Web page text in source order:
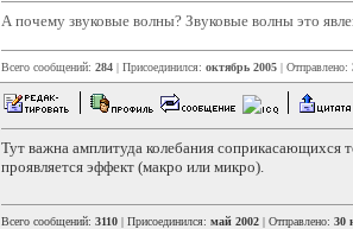
А почему звуковые волны? Звуковые волны это
Всего сообщений: 284 | Присоединился: октябрь 2005 | Отправлено:
Тут важна амплитуда колебания соприкасающихся
проявляется эффект (макро или микро).
Всего сообщений: 3110 | Присоединился: май 2002 | Отправлено: 30